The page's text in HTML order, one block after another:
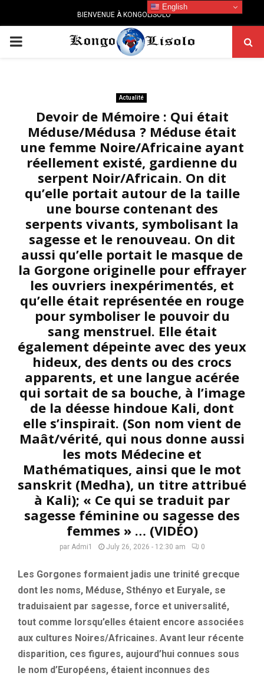
BIENVENUE À KONGOLISOLO
PRIMARY
Actualité
Devoir de Mémoire : Qui était
Méduse/Médusa ? Méduse était
une femme Noire/Africaine ayant
réellement existé, gardienne du
serpent Noir/Africain. On dit
qu’elle portait autour de la taille
une bourse contenant des
serpents vivants, symbolisant la
sagesse et le renouveau. On dit
aussi qu’elle portait le masque de
la Gorgone originelle pour effrayer
les ouvriers inexpérimentés, et
qu’elle était représentée en rouge
pour symboliser le pouvoir du
sang menstruel. Elle était
également dépeinte avec des yeux
hideux, des dents ou des crocs
apparents, et une langue acérée
qui sortait de sa bouche, à l’image
de la déesse hindoue Kali, dont
elle s’inspirait. (Son nom vient de
Maât/vérité, qui nous donne aussi
les mots Médecine et
Mathématiques, ainsi que le mot
sanskrit (Medha), un titre attribué
à Kali); « Ce qui se traduit par
sagesse féminine ou sagesse des
femmes » … (VIDÉO)
par Admi1 July 26, 2026 - 12:30 am 0
Les Gorgones formaient jadis une trinité grecque
dont les noms, Méduse, Sthényo et Euryale, se
traduisaient par sagesse, force et universalité,
tout comme lorsqu’elles étaient encore associées
aux cultures Noires/Africaines. Avant leur récente
disparition, ces figures, aujourd’hui connues sous
le nom d’Européens, étaient inconnues des
English